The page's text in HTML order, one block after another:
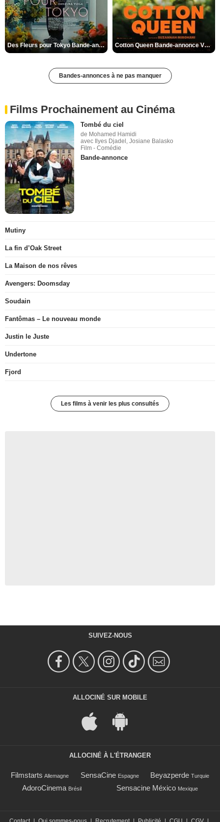
Des Fleurs pour Tokyo Bande-annonce VO STFR Cotton Queen Bande-annonce VO STFR
Bandes-annonces à ne pas manquer
Films Prochainement au Cinéma
Tombé du ciel
de Mohamed Hamidi
avec Ilyes Djadel, Josiane Balasko
Film - Comédie
Bande-annonce
Mutiny
La fin d’Oak Street
La Maison de nos rêves
Avengers: Doomsday
Soudain
Fantômas – Le nouveau monde
Justin le Juste
Undertone
Fjord
Les films à venir les plus consultés
SUIVEZ-NOUS
ALLOCINÉ SUR MOBILE
ALLOCINÉ À L'ÉTRANGER
Filmstarts Allemagne SensaCine Espagne Beyazperde Turquie
AdoroCinema Brésil Sensacine México Mexique